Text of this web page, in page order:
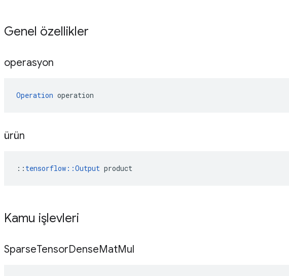
Genel özellikler
operasyon
Operation operation
ürün
:: tensorflow::Output product
Kamu işlevleri
SparseTensorDenseMatMul